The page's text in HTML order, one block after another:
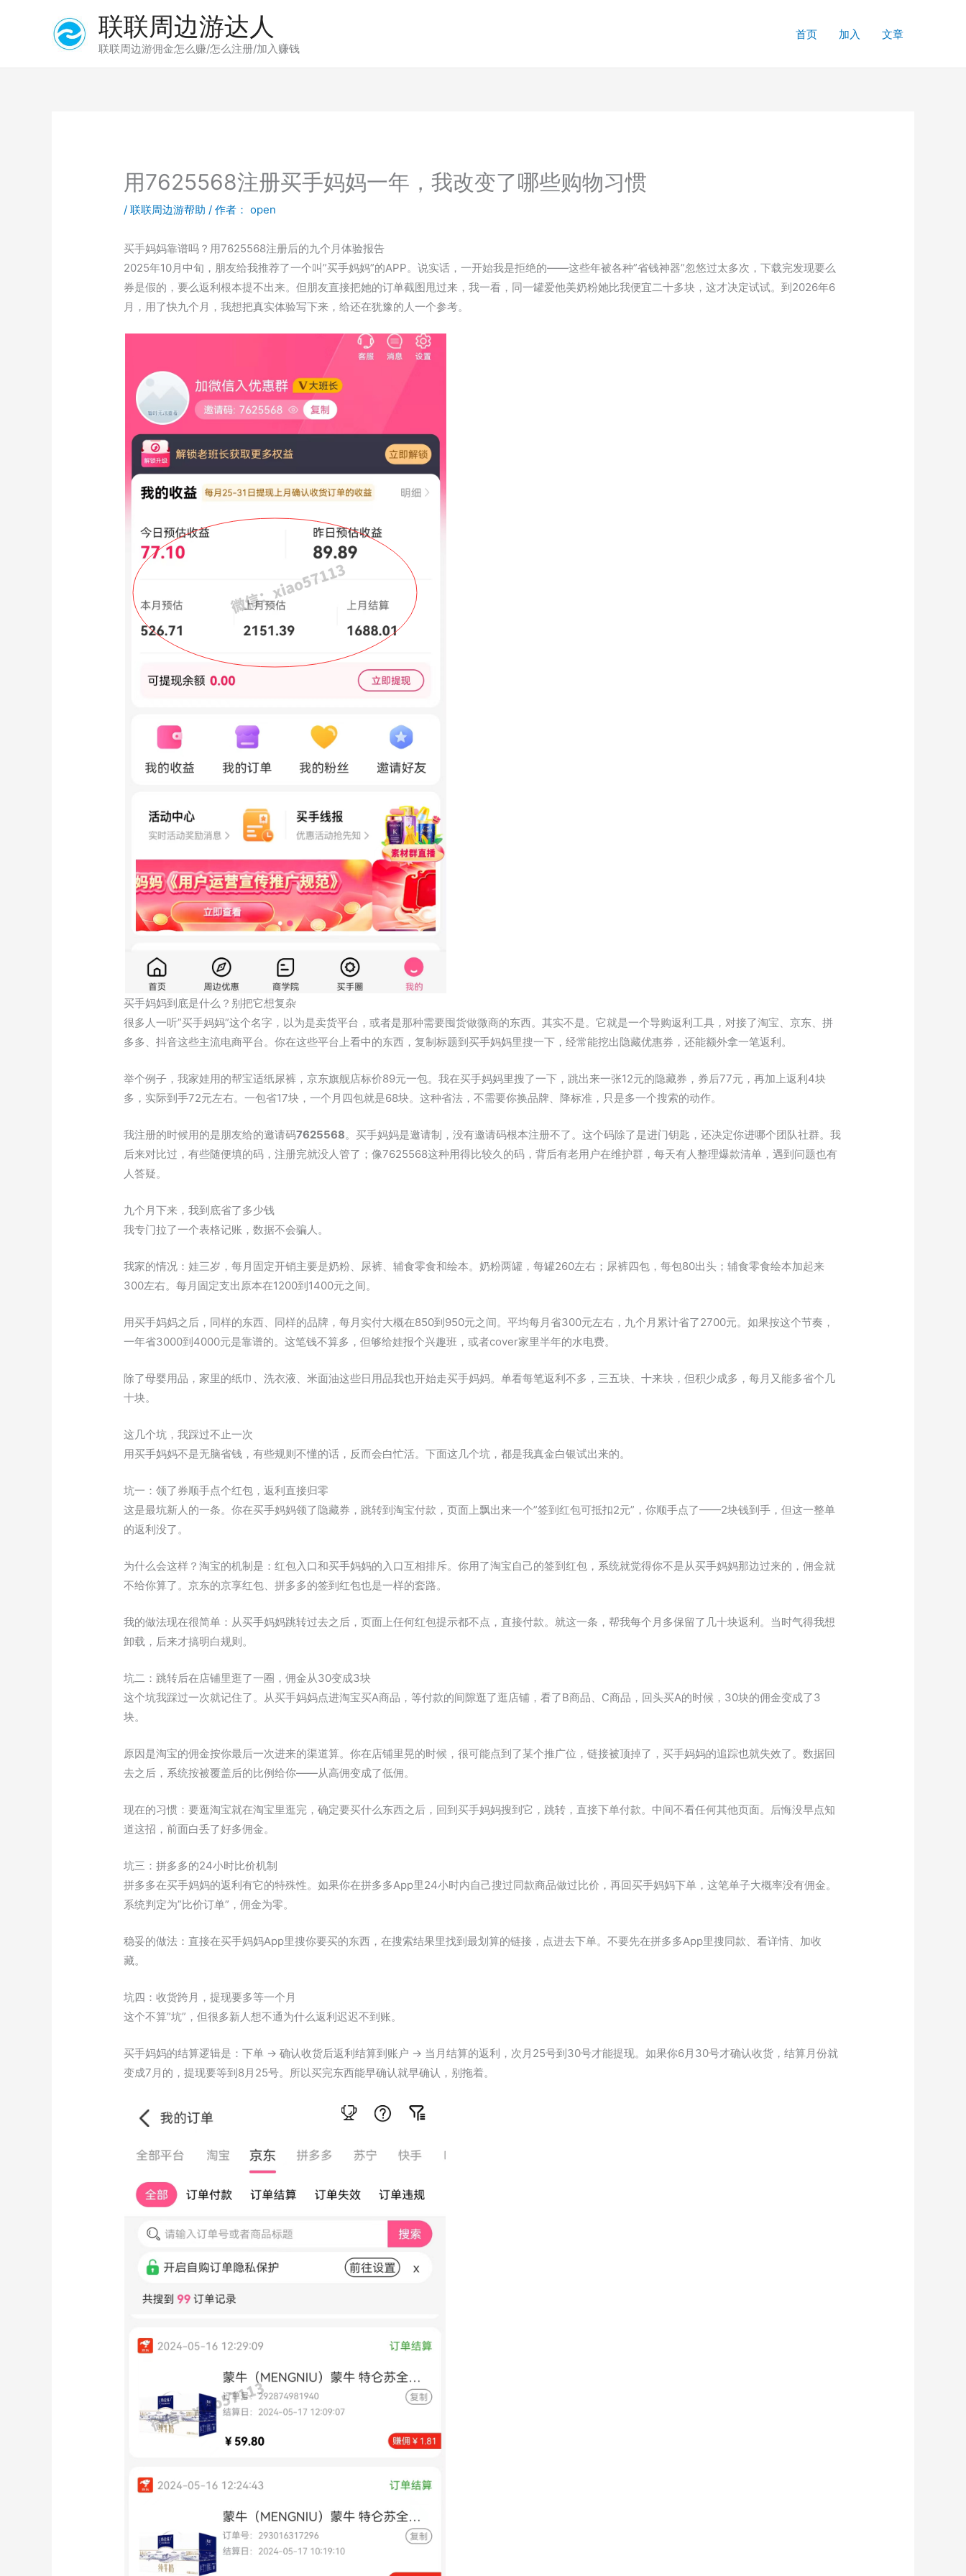
联联周边游达人
联联周边游佣金怎么赚/怎么注册/加入赚钱
首页 加入 文章
用7625568注册买手妈妈一年，我改变了哪些购物习惯
/联联周边游帮助 / 作者： open
买手妈妈靠谱吗？用7625568注册后的九个月体验报告
2025年10月中旬，朋友给我推荐了一个叫”买手妈妈”的APP。说实话，一开始我是拒绝的——这些年被各种”省钱神器”忽悠过太多次，下载完发现要么
券是假的，要么返利根本提不出来。但朋友直接把她的订单截图甩过来，我一看，同一罐爱他美奶粉她比我便宜二十多块，这才决定试试。到2026年6
月，用了快九个月，我想把真实体验写下来，给还在犹豫的人一个参考。
买手妈妈到底是什么？别把它想复杂
很多人一听”买手妈妈”这个名字，以为是卖货平台，或者是那种需要囤货做微商的东西。其实不是。它就是一个导购返利工具，对接了淘宝、京东、拼
多多、抖音这些主流电商平台。你在这些平台上看中的东西，复制标题到买手妈妈里搜一下，经常能挖出隐藏优惠券，还能额外拿一笔返利。
举个例子，我家娃用的帮宝适纸尿裤，京东旗舰店标价89元一包。我在买手妈妈里搜了一下，跳出来一张12元的隐藏券，券后77元，再加上返利4块
多，实际到手72元左右。一包省17块，一个月四包就是68块。这种省法，不需要你换品牌、降标准，只是多一个搜索的动作。
我注册的时候用的是朋友给的邀请码7625568。买手妈妈是邀请制，没有邀请码根本注册不了。这个码除了是进门钥匙，还决定你进哪个团队社群。我
后来对比过，有些随便填的码，注册完就没人管了；像7625568这种用得比较久的码，背后有老用户在维护群，每天有人整理爆款清单，遇到问题也有
人答疑。
九个月下来，我到底省了多少钱
我专门拉了一个表格记账，数据不会骗人。
我家的情况：娃三岁，每月固定开销主要是奶粉、尿裤、辅食零食和绘本。奶粉两罐，每罐260左右；尿裤四包，每包80出头；辅食零食绘本加起来
300左右。每月固定支出原本在1200到1400元之间。
用买手妈妈之后，同样的东西、同样的品牌，每月实付大概在850到950元之间。平均每月省300元左右，九个月累计省了2700元。如果按这个节奏，
一年省3000到4000元是靠谱的。这笔钱不算多，但够给娃报个兴趣班，或者cover家里半年的水电费。
除了母婴用品，家里的纸巾、洗衣液、米面油这些日用品我也开始走买手妈妈。单看每笔返利不多，三五块、十来块，但积少成多，每月又能多省个几
十块。
这几个坑，我踩过不止一次
用买手妈妈不是无脑省钱，有些规则不懂的话，反而会白忙活。下面这几个坑，都是我真金白银试出来的。
坑一：领了券顺手点个红包，返利直接归零
这是最坑新人的一条。你在买手妈妈领了隐藏券，跳转到淘宝付款，页面上飘出来一个”签到红包可抵扣2元”，你顺手点了——2块钱到手，但这一整单
的返利没了。
为什么会这样？淘宝的机制是：红包入口和买手妈妈的入口互相排斥。你用了淘宝自己的签到红包，系统就觉得你不是从买手妈妈那边过来的，佣金就
不给你算了。京东的京享红包、拼多多的签到红包也是一样的套路。
我的做法现在很简单：从买手妈妈跳转过去之后，页面上任何红包提示都不点，直接付款。就这一条，帮我每个月多保留了几十块返利。当时气得我想
卸载，后来才搞明白规则。
坑二：跳转后在店铺里逛了一圈，佣金从30变成3块
这个坑我踩过一次就记住了。从买手妈妈点进淘宝买A商品，等付款的间隙逛了逛店铺，看了B商品、C商品，回头买A的时候，30块的佣金变成了3
块。
原因是淘宝的佣金按你最后一次进来的渠道算。你在店铺里晃的时候，很可能点到了某个推广位，链接被顶掉了，买手妈妈的追踪也就失效了。数据回
去之后，系统按被覆盖后的比例给你——从高佣变成了低佣。
现在的习惯：要逛淘宝就在淘宝里逛完，确定要买什么东西之后，回到买手妈妈搜到它，跳转，直接下单付款。中间不看任何其他页面。后悔没早点知
道这招，前面白丢了好多佣金。
坑三：拼多多的24小时比价机制
拼多多在买手妈妈的返利有它的特殊性。如果你在拼多多App里24小时内自己搜过同款商品做过比价，再回买手妈妈下单，这笔单子大概率没有佣金。
系统判定为”比价订单”，佣金为零。
稳妥的做法：直接在买手妈妈App里搜你要买的东西，在搜索结果里找到最划算的链接，点进去下单。不要先在拼多多App里搜同款、看详情、加收
藏。
坑四：收货跨月，提现要多等一个月
这个不算”坑”，但很多新人想不通为什么返利迟迟不到账。
买手妈妈的结算逻辑是：下单 → 确认收货后返利结算到账户 → 当月结算的返利，次月25号到30号才能提现。如果你6月30号才确认收货，结算月份就
变成7月的，提现要等到8月25号。所以买完东西能早确认就早确认，别拖着。